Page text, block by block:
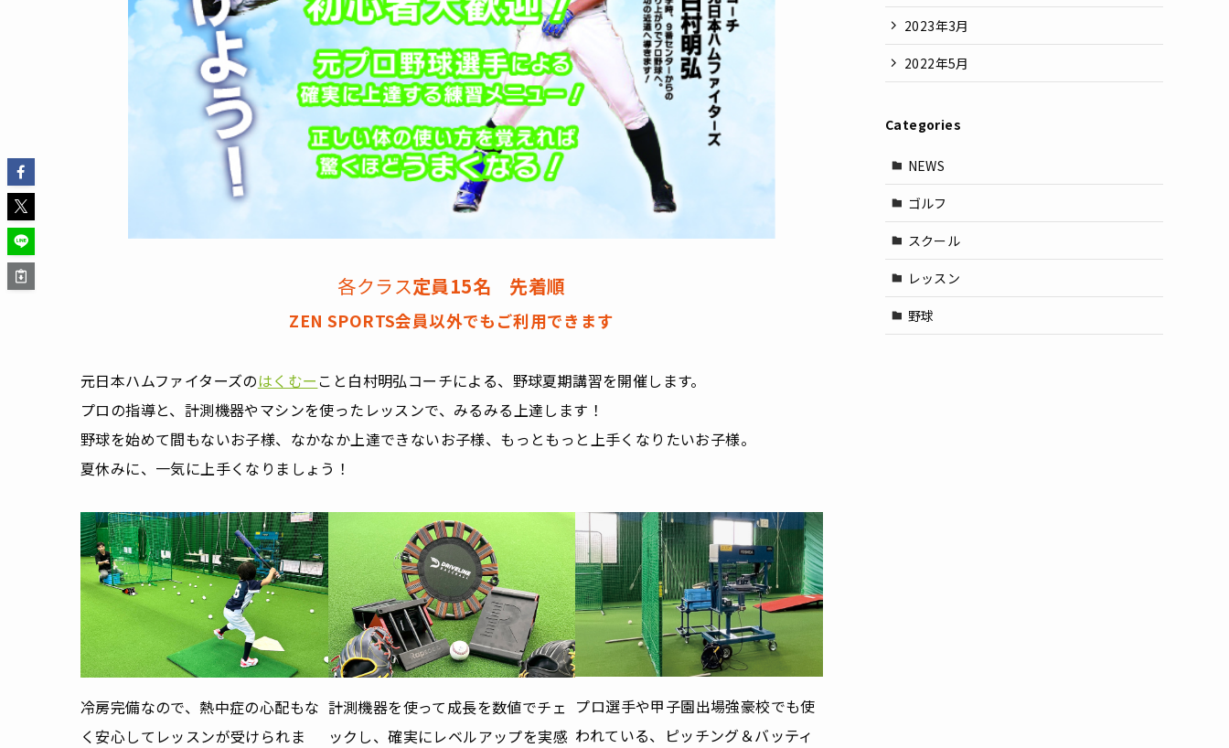
各クラス定員15名 先着順
ZEN SPORTS会員以外でもご利用できます
元日本ハムファイターズのはくむーこと白村明弘コーチによる、野球夏期講習を開催します。
プロの指導と、計測機器やマシンを使ったレッスンで、みるみる上達します！
野球を始めて間もないお子様、なかなか上達できないお子様、もっともっと上手くなりたいお子様。
夏休みに、一気に上手くなりましょう！
冷房完備なので、熱中症の心配もな
く安心してレッスンが受けられま
計測機器を使って成長を数値でチェ
ックし、確実にレベルアップを実感
プロ選手や甲子園出場強豪校でも使
われている、ピッチング＆バッティ
2023年3月
2022年5月
Categories
NEWS
ゴルフ
スクール
レッスン
野球